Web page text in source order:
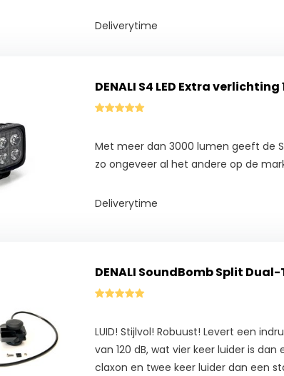
Deliverytime
DENALI S4 LED Extra
Met meer dan 3000 lumen geeft de
zo ongeveer al het andere op de
Deliverytime
DENALI SoundBomb Split
LUID! Stijlvol! Robuust! Levert een
van 120 dB, wat vier keer luider is
claxon en twee keer luider dan een